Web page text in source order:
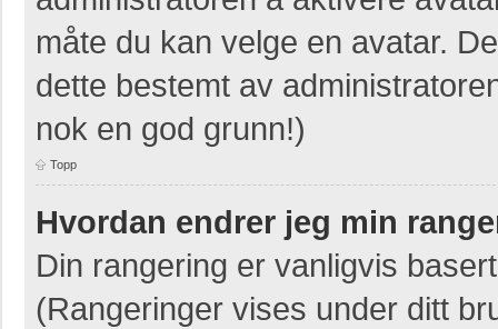
måte du kan velge en avatar.
dette bestemt av
nok en god grunn!)
Topp
Hvordan endrer jeg min
Din rangering er vanligvis
(Rangeringer vises under ditt